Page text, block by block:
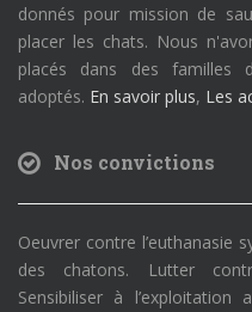
donnés pour mission de
placer les chats. Nous
placés dans des familles
adoptés. En savoir plus, Les
Nos convictions
Oeuvrer contre l’euthanasie
des chatons. Lutter
Sensibiliser à l’exploitation